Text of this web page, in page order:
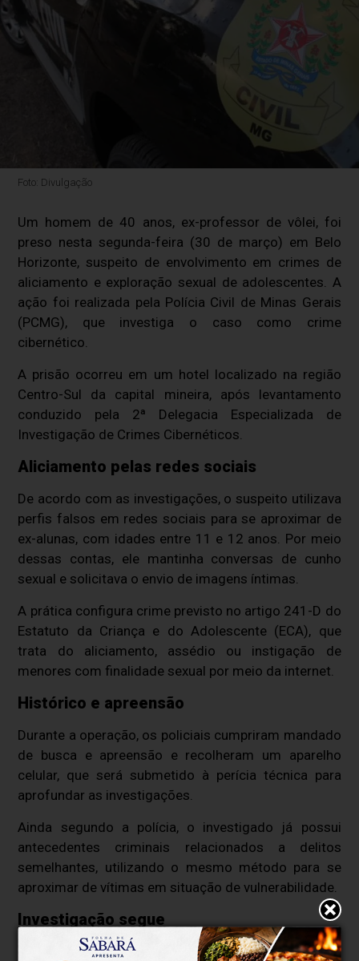
Foto: Divulgação
Um homem de 40 anos, ex-professor de vôlei, foi
preso nesta segunda-feira (30 de março) em Belo
Horizonte, suspeito de envolvimento em crimes de
aliciamento e exploração sexual de adolescentes. A
ação foi realizada pela Polícia Civil de Minas Gerais
(PCMG), que investiga o caso como crime
cibernético.
A prisão ocorreu em um hotel localizado na região
Centro-Sul da capital mineira, após levantamento
conduzido pela 2ª Delegacia Especializada de
Investigação de Crimes Cibernéticos.
Aliciamento pelas redes sociais
De acordo com as investigações, o suspeito utilizava
perfis falsos em redes sociais para se aproximar de
ex-alunas, com idades entre 11 e 12 anos. Por meio
dessas contas, ele mantinha conversas de cunho
sexual e solicitava o envio de imagens íntimas.
A prática configura crime previsto no artigo 241-D do
Estatuto da Criança e do Adolescente(ECA), que
trata do aliciamento, assédio ou instigação de
menores com finalidade sexual por meio da internet.
Histórico e apreensão
Durante a operação, os policiais cumpriram mandado
de busca e apreensão e recolheram um aparelho
celular, que será submetido à perícia técnica para
aprofundar as investigações.
Ainda segundo a polícia, o investigado já possui
antecedentes criminais relacionados a delitos
semelhantes, utilizando o mesmo método para se
aproximar de vítimas em situação de vulnerabilidade.
Investigação segue
Após a prisão, o suspeito foi encaminhado ao